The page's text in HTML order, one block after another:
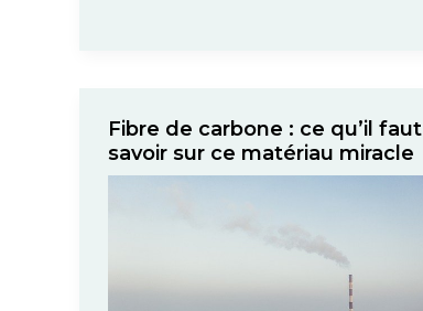
Fibre de carbone : ce qu’il faut
savoir sur ce matériau miracle